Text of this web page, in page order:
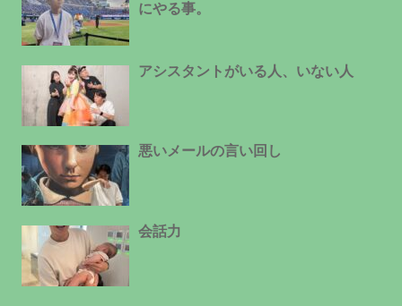
にやる事。
アシスタントがいる人、いない人
悪いメールの言い回し
会話力